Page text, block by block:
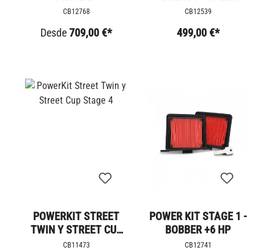
BONNEVILLE T100 +8
CB12768
Desde709,00 €*
TWIN +18 CV
CB12539
499,00 €*
POWERKIT STREET
TWIN Y STREET CUP
STAGE 4
CB11473
POWER KIT STAGE 1 -
BOBBER +6 HP
CB12741